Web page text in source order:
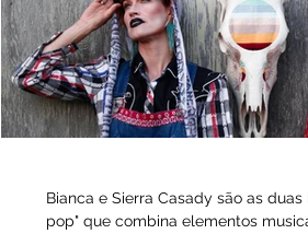
Bianca e Sierra Casady são as
pop" que combina elementos